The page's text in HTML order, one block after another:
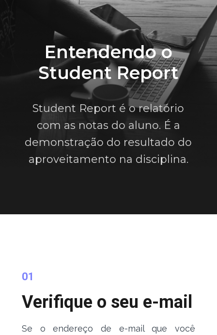
Entendendo o
Student Report
Student Report é o relatório
com as notas do aluno. É a
demonstração do resultado do
aproveitamento na disciplina.
01
Verifique o seu e-mail
Se o endereço de e-mail que você